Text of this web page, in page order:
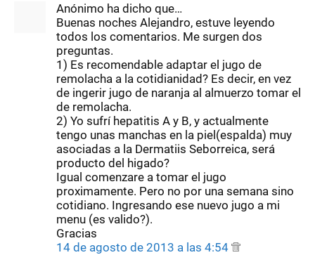
Anónimo ha dicho que…
Buenas noches Alejandro, estuve leyendo
todos los comentarios. Me surgen dos
preguntas.
1) Es recomendable adaptar el jugo de
remolacha a la cotidianidad? Es decir, en vez
de ingerir jugo de naranja al almuerzo tomar el
de remolacha.
2) Yo sufrí hepatitis A y B, y actualmente
tengo unas manchas en la piel(espalda) muy
asociadas a la Dermatiis Seborreica, será
producto del higado?
Igual comenzare a tomar el jugo
proximamente. Pero no por una semana sino
cotidiano. Ingresando ese nuevo jugo a mi
menu (es valido?).
Gracias
14 de agosto de 2013 a las 4:54